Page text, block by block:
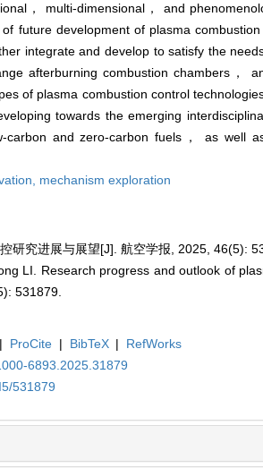
， multi-dimensional， and
future development of plasma
integrate and develop to satisfy the
afterburning combustion chambers，
of plasma combustion control
towards the emerging
and zero-carbon fuels， as well
mechanism exploration
研究进展与展望[J]. 航空学报, 2025, 46(5):
LI. Research progress and outlook of
531879.
| ProCite | BibTeX |
RefWorks
6893.2025.31879
531879